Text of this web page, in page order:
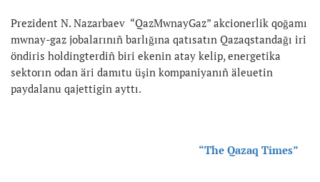
Prezident N. Nazarbaev “QazMwnayGaz” akcionerlik qoğamı
mwnay-gaz jobalarınıñ barlığına qatısatın Qazaqstandağı iri
öndiris holdingterdiñ biri ekenin atay kelip, energetika
sektorın odan äri damıtu üşin kompaniyanıñ äleuetin
paydalanu qajettigin ayttı.
“The Qazaq Times”